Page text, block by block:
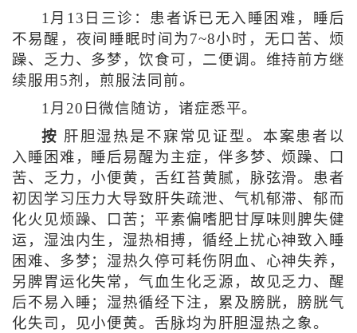
1月13日三诊：患者诉已无入睡困难，睡后
不易醒，夜间睡眠时间为7~8小时，无口苦、烦
躁、乏力、多梦，饮食可，二便调。维持前方继
续服用5剂，煎服法同前。
1月20日微信随访，诸症悉平。
按 肝胆湿热是不寐常见证型。本案患者以
入睡困难，睡后易醒为主症，伴多梦、烦躁、口
苦、乏力，小便黄，舌红苔黄腻，脉弦滑。患者
初因学习压力大导致肝失疏泄、气机郁滞、郁而
化火见烦躁、口苦；平素偏嗜肥甘厚味则脾失健
运，湿浊内生，湿热相搏，循经上扰心神致入睡
困难、多梦；湿热久停可耗伤阴血、心神失养，
另脾胃运化失常，气血生化乏源，故见乏力、醒
后不易入睡；湿热循经下注，累及膀胱，膀胱气
化失司，见小便黄。舌脉均为肝胆湿热之象。